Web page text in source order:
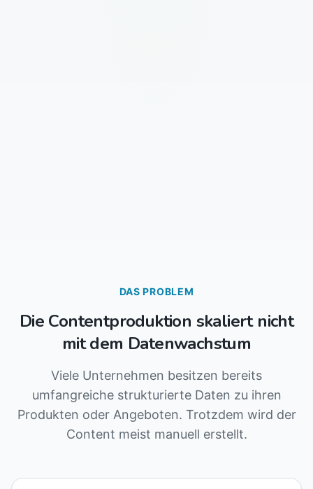
DAS PROBLEM
Die Contentproduktion skaliert nicht
mit dem Datenwachstum
Viele Unternehmen besitzen bereits
umfangreiche strukturierte Daten zu ihren
Produkten oder Angeboten. Trotzdem wird der
Content meist manuell erstellt.